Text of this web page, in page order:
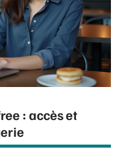
: accès et